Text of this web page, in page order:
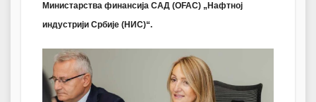
Министарства финансија САД (OFAC) „Нафтној
индустрији Србије (НИС)“.